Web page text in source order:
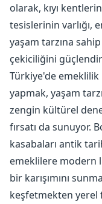
olarak, kıyı
tesislerinin varlığı,
yaşam tarzına
çekiciliğini
Türkiye'de emeklilik
yapmak, yaşam
zengin kültürel
fırsatı da sunuyor.
kasabaları antik
emeklilere modern
bir karışımını
keşfetmekten yerel